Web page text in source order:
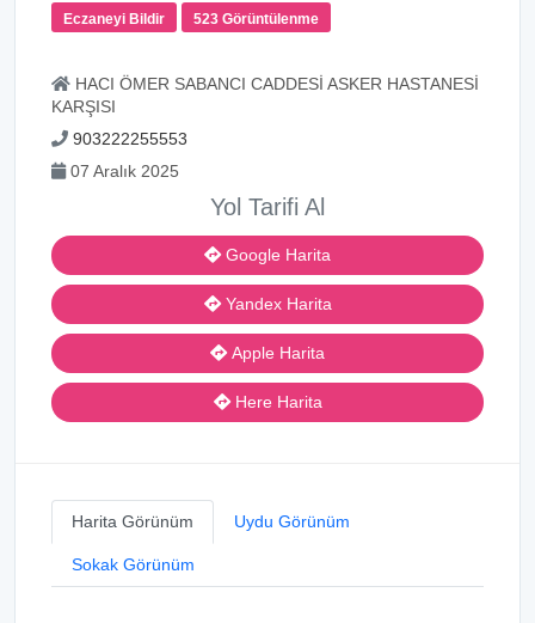
Eczaneyi Bildir 523 Görüntülenme
HACI ÖMER SABANCI CADDESİ ASKER HASTANESİ
KARŞISI
903222255553
07 Aralık 2025
Yol Tarifi Al
Google Harita
Yandex Harita
Apple Harita
Here Harita
Harita Görünüm Uydu Görünüm
Sokak Görünüm